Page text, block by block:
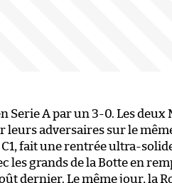
Serie A par un 3-0. Les
adversaires sur le
fait une rentrée ultra-solide
les grands de la Botte en
dernier. Le même jour, la